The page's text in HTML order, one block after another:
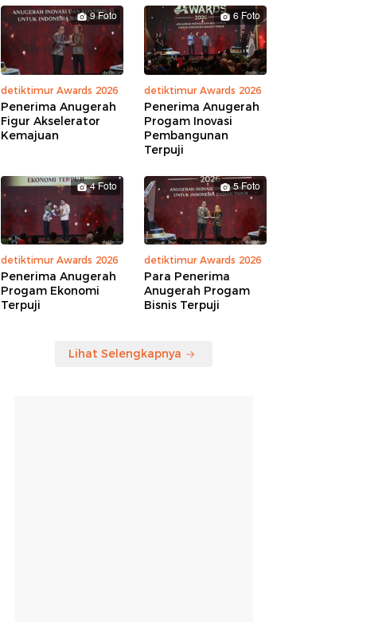
9 Foto
detiktimur Awards 2026
Penerima Anugerah
Figur Akselerator
Kemajuan
6 Foto
detiktimur Awards 2026
Penerima Anugerah
Progam Inovasi
Pembangunan
Terpuji
4 Foto
detiktimur Awards 2026
Penerima Anugerah
Progam Ekonomi
Terpuji
5 Foto
detiktimur Awards 2026
Para Penerima
Anugerah Progam
Bisnis Terpuji
Lihat Selengkapnya